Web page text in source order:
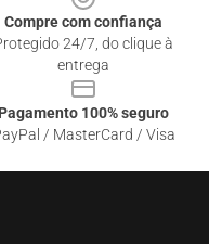
Compre com confiança
24/7, do clique à
entrega
Pagamento 100% seguro
/ MasterCard / Visa